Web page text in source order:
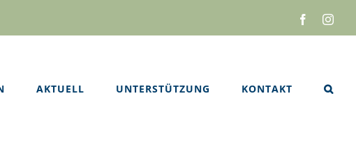
Facebook
AKTUELL UNTERSTÜTZUNG KONTAKT